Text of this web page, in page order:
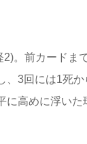
。前カードま
、3回には1死
高めに浮い